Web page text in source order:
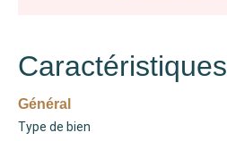
Caractéristiques
Général
Type de bien